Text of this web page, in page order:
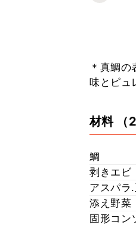
＊真鯛
味とピュ
材料
鯛
剥きエビ
アスパラ
添え野菜
固形コン